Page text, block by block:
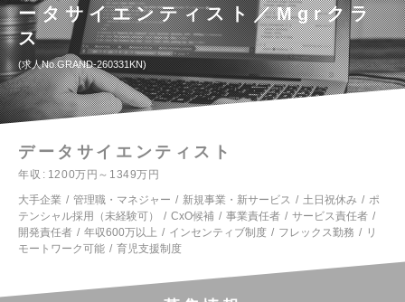
ータサイエンティスト／Mgrクラ
ス
求人No.GRAND-260331KN
データサイエンティスト
年収
1200万円～1349万円
大手企業
管理職・マネジャー 新規事業・新サービス 土日祝休み
ポ
テンシャル採用（未経験可）
CxO候補 事業責任者
サービス責任者
開発責任者
年収600万以上 インセンティブ制度 フレックス勤務
リ
モートワーク可能
育児支援制度